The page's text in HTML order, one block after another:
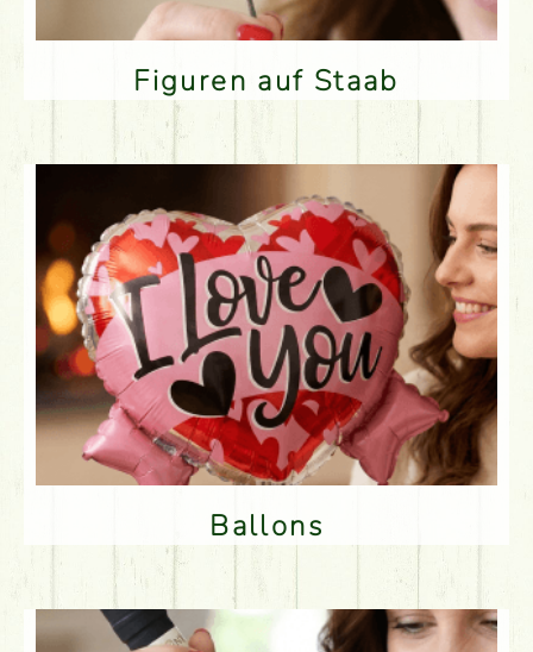
Figuren auf Staab
Ballons